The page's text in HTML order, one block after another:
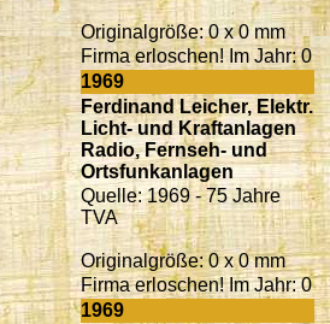
Originalgröße: 0 x 0 mm
Firma erloschen! Im Jahr: 0
1969
Ferdinand Leicher, Elektr.
Licht- und Kraftanlagen
Radio, Fernseh- und
Ortsfunkanlagen
Quelle: 1969 - 75 Jahre
TVA
Originalgröße: 0 x 0 mm
Firma erloschen! Im Jahr: 0
1969